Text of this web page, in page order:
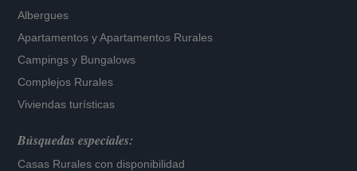
Albergues
Apartamentos yApartamentos Rurales
Campings y Bungalows
Complejos Rurales
Viviendas turísticas
Búsquedas especiales:
Casas Rurales con disponibilidad